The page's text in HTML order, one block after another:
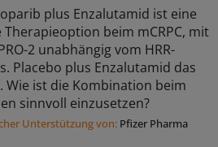
plus Enzalutamid ist eine
beim mCRPC, mit
2 unabhängig vom HRR-
Placebo plus Enzalutamid das
Wie ist die Kombination beim
sinnvoll einzusetzen?
Unterstützung von: Pfizer Pharma